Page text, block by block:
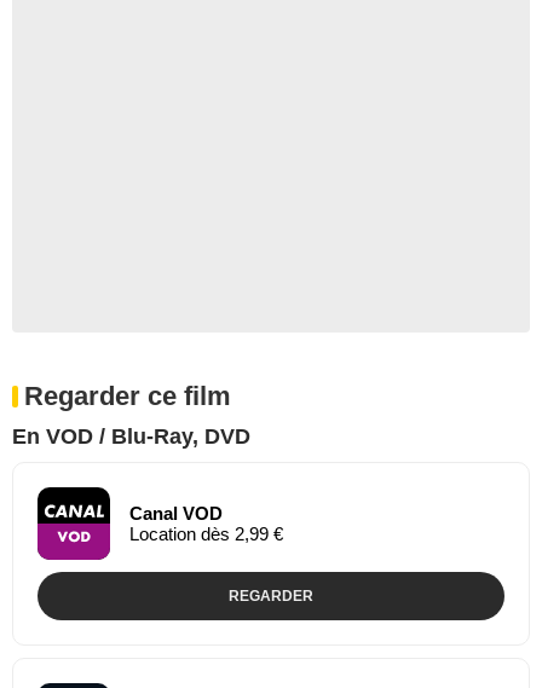
Regarder ce film
En VOD / Blu-Ray, DVD
Canal VOD
Location dès 2,99 €
REGARDER